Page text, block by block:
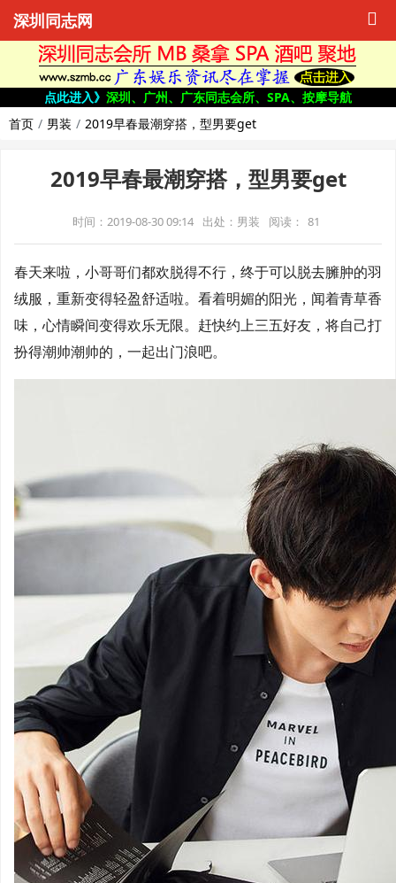
深圳同志网
点此进入》 深圳、广州、广东同志会所、SPA、按摩导航
首页
男装 2019早春最潮穿搭，型男要get
2019早春最潮穿搭，型男要get
时间：2019-08-30 09:14 出处：男装 阅读： 81
春天来啦，小哥哥们都欢脱得不行，终于可以脱去臃肿的羽
绒服，重新变得轻盈舒适啦。看着明媚的阳光，闻着青草香
味，心情瞬间变得欢乐无限。赶快约上三五好友，将自己打
扮得潮帅潮帅的，一起出门浪吧。